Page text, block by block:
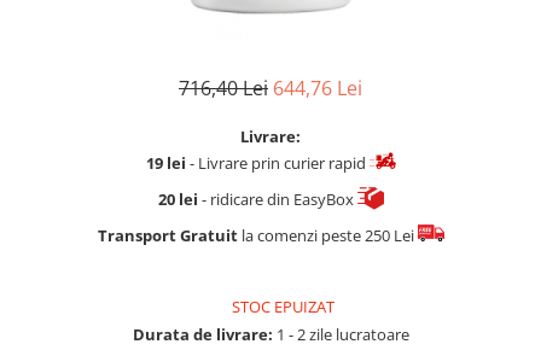
PALETE PROFESIONALE716,40 Lei 644,76 Lei
Livrare:
19 lei - Livrare prin curier rapid
20 lei - ridicare din EasyBox
Transport Gratuitla comenzi peste 250 Lei
STOC EPUIZAT
Durata de livrare: 1 - 2 zile lucratoare